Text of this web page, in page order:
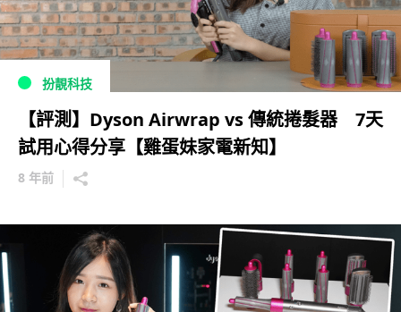
扮靚科技
【評測】Dyson Airwrap vs 傳統捲髮器 7天
試用心得分享【雞蛋妹家電新知】
8 年前